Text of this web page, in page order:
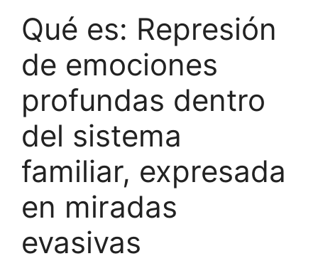
Qué es: Represión
de emociones
profundas dentro
del sistema
familiar, expresada
en miradas
evasivas